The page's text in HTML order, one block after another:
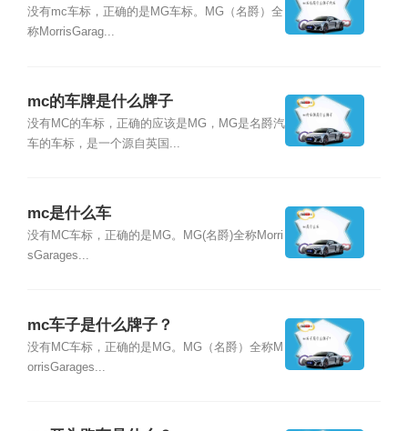
没有mc车标，正确的是MG车标。MG（名爵）全
称MorrisGarag...
mc的车牌是什么牌子
没有MC的车标，正确的应该是MG，MG是名爵汽
车的车标，是一个源自英国...
mc是什么车
没有MC车标，正确的是MG。MG(名爵)全称Morri
sGarages...
mc车子是什么牌子？
没有MC车标，正确的是MG。MG（名爵）全称M
orrisGarages...